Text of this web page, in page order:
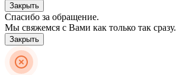
Закрыть
Спасибо за обращение.
Мы свяжемся с Вами как только так сразу.
Закрыть